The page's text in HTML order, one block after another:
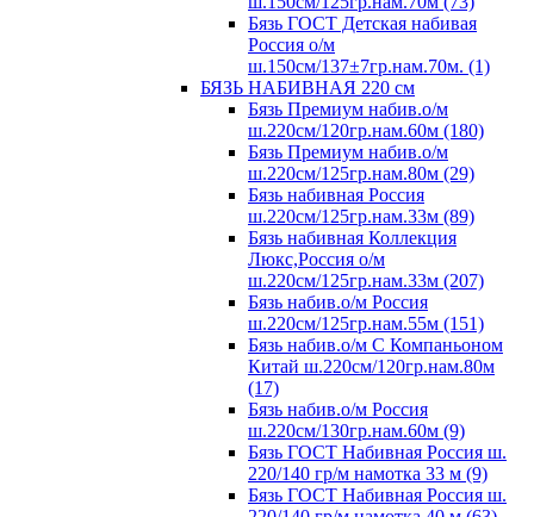
Бязь ГОСТ Детская набивая
Россия о/м
ш.150см/137±7гр.нам.70м. (1)
БЯЗЬ НАБИВНАЯ 220 см
Бязь Премиум набив.о/м
ш.220см/120гр.нам.60м (180)
Бязь Премиум набив.о/м
ш.220см/125гр.нам.80м (29)
Бязь набивная Россия
ш.220см/125гр.нам.33м (89)
Бязь набивная Коллекция
Люкс,Россия о/м
ш.220см/125гр.нам.33м (207)
Бязь набив.о/м Россия
ш.220см/125гр.нам.55м (151)
Бязь набив.о/м С Компаньоном
Китай ш.220см/120гр.нам.80м
(17)
Бязь набив.о/м Россия
ш.220см/130гр.нам.60м (9)
Бязь ГОСТ Набивная Россия ш.
220/140 гр/м намотка 33 м (9)
Бязь ГОСТ Набивная Россия ш.